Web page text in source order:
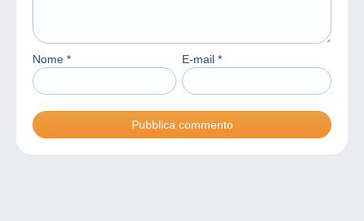
Nome * E-mail *